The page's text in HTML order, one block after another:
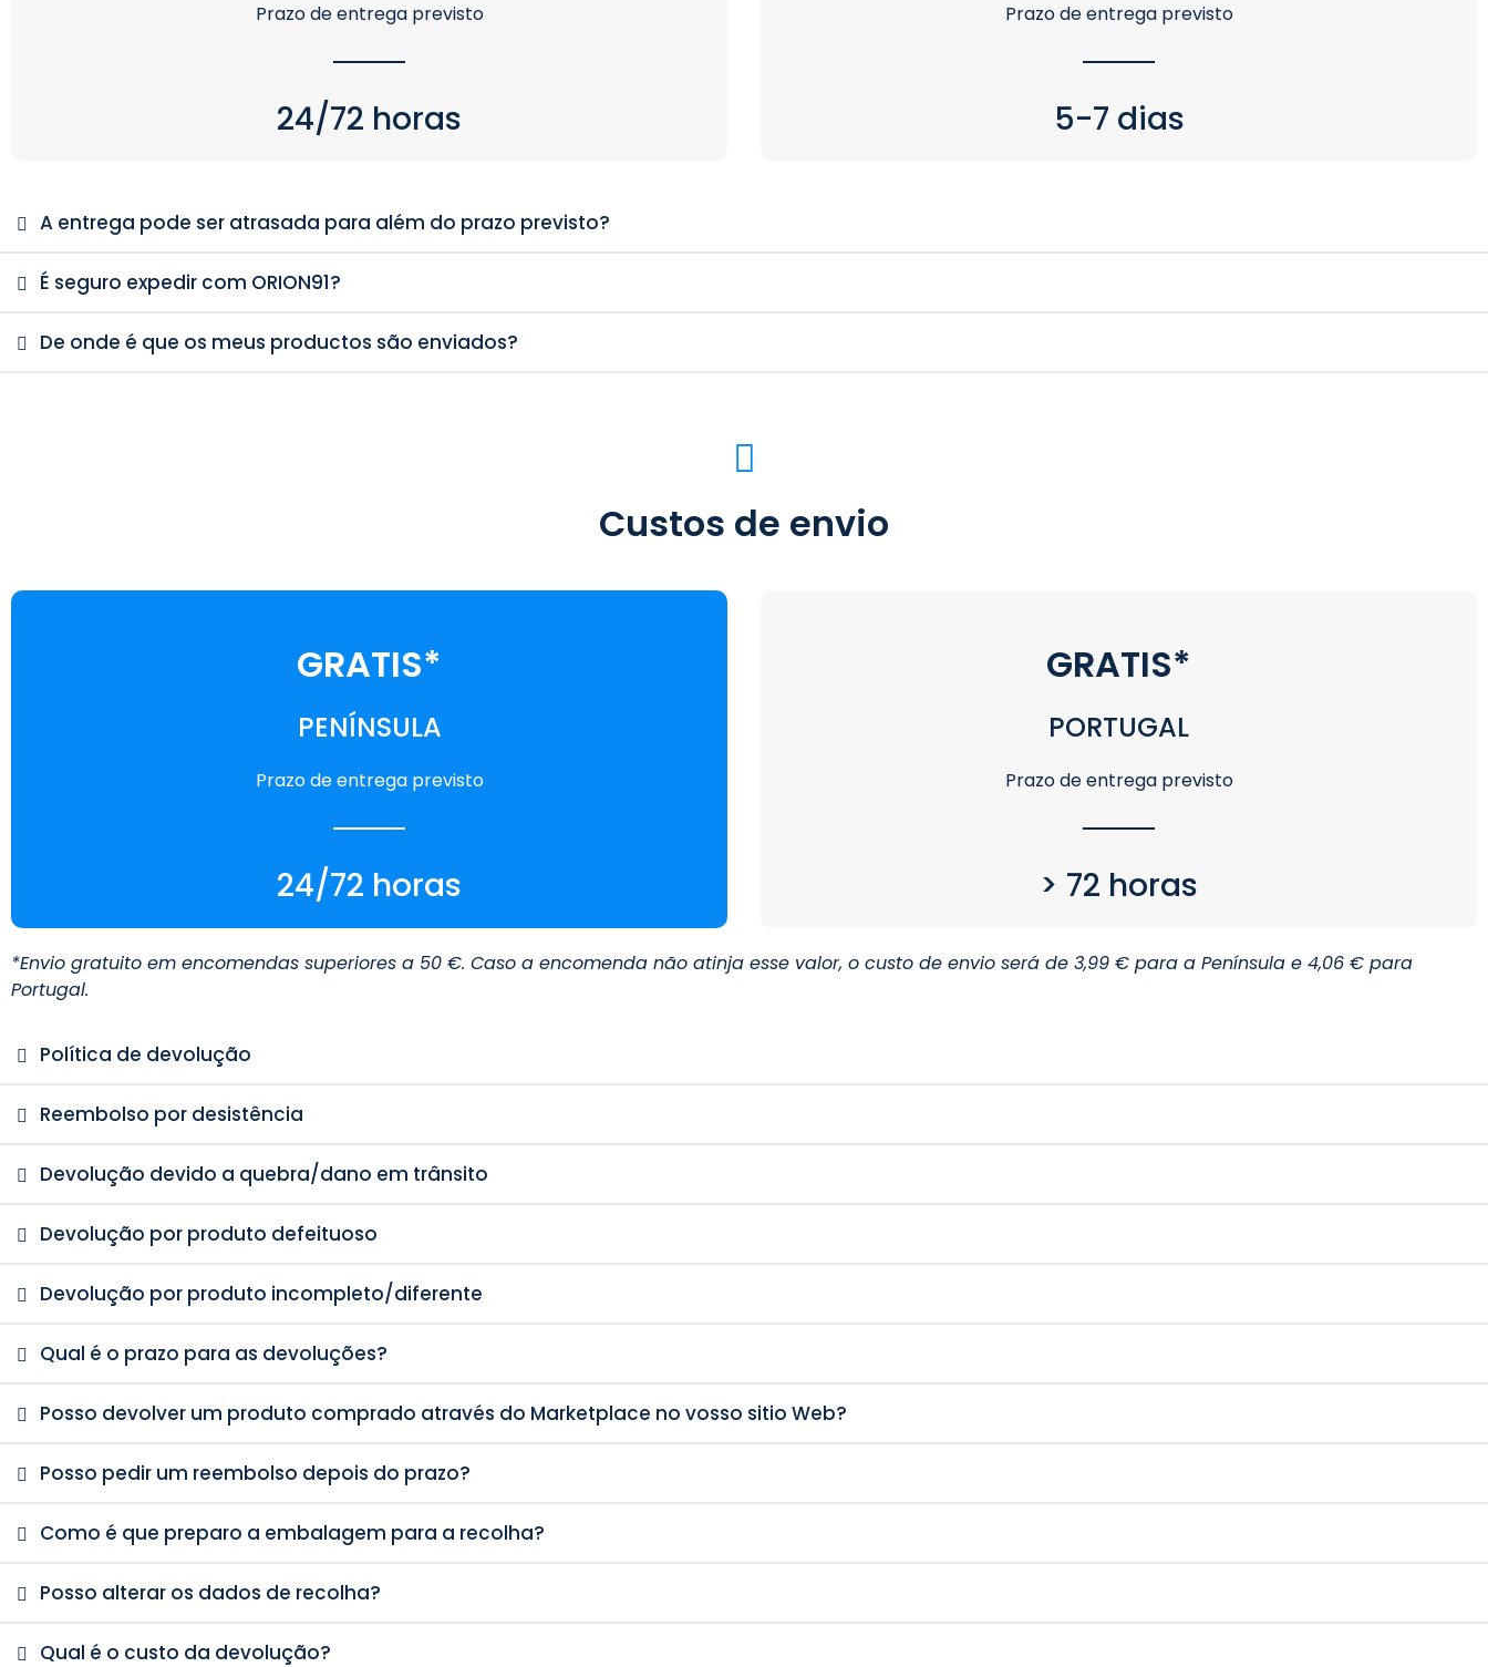
Prazo de entrega previsto
24/72 horas
Prazo de entrega previsto
5-7 dias
A entrega pode ser atrasada para além do prazo previsto?
É seguro expedir com ORION91?
De onde é que os meus productos são enviados?
Custos de envio
GRATIS*
PENÍNSULA
Prazo de entrega previsto
24/72 horas
GRATIS*
PORTUGAL
Prazo de entrega previsto
> 72 horas
*Envio gratuito em encomendas superiores a 50 €. Caso a encomenda não atinja esse valor, o custo de envio será de 3,99 € para a Península e 4,06 € para
Portugal.
Política de devolução
Reembolso por desistência
Devolução devido a quebra/dano em trânsito
Devolução por produto defeituoso
Devolução por produto incompleto/diferente
Qual é o prazo para as devoluções?
Posso devolver um produto comprado através do Marketplace no vosso sitio Web?
Posso pedir um reembolso depois do prazo?
Como é que preparo a embalagem para a recolha?
Posso alterar os dados de recolha?
Qual é o custo da devolução?